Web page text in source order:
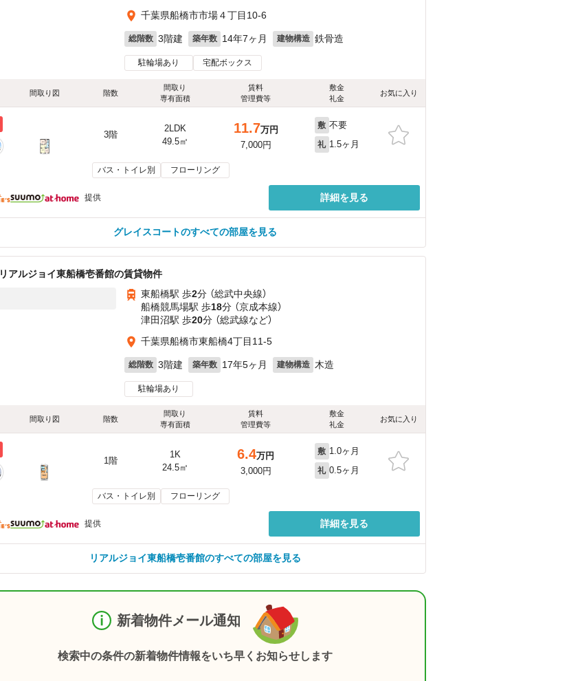
千葉県船橋市市場４丁目10-6
総階数 3階建 築年数 14年7ヶ月 建物構造 鉄骨造
駐輪場あり 宅配ボックス
間取り図 階数
間取り
専有面積
賃料
管理費等
敷金
礼金
お気に入り
3階
2LDK
49.5㎡
11.7万円
7,000円
敷 不要
礼 1.5ヶ月
バス・トイレ別 フローリング
提供 詳細を見る
グレイスコートのすべての部屋を見る
リアルジョイ東船橋壱番館の賃貸物件
東船橋駅 歩2分 （総武中央線）
船橋競馬場駅 歩18分 （京成本線）
津田沼駅 歩20分 （総武線など）
千葉県船橋市東船橋4丁目11-5
総階数 3階建 築年数 17年5ヶ月 建物構造 木造
駐輪場あり
間取り図 階数
間取り
専有面積
賃料
管理費等
敷金
礼金
お気に入り
1階
1K
24.5㎡
6.4万円
3,000円
敷 1.0ヶ月
礼 0.5ヶ月
バス・トイレ別 フローリング
提供 詳細を見る
リアルジョイ東船橋壱番館のすべての部屋を見る
新着物件メール通知
検索中の条件の新着物件情報をいち早くお知らせします